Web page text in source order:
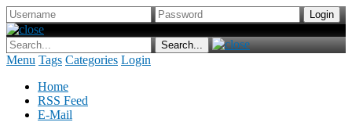
Menu Tags Categories Login
Home
RSS Feed
E-Mail